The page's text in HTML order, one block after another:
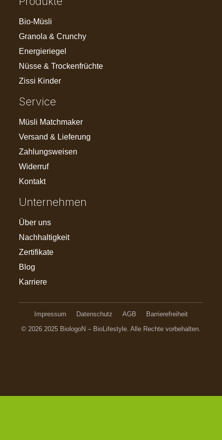
Bio-Müsli
Granola & Crunchy
Energieriegel
Nüsse & Trockenfrüchte
Zissi Kinder
Service
Müsli Matchmaker
Versand & Lieferung
Zahlungsweisen
Widerruf
Kontakt
Unternehmen
Über uns
Nachhaltigkeit
Zertifikate
Blog
Karriere
Impressum Datenschutz AGB
Barrierefreiheit
© 2026 2025 BiologoN – BioLifestyle. Alle Rechte vorbehalten.